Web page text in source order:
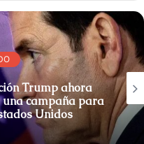
Trump ahora
campaña para
Unidos